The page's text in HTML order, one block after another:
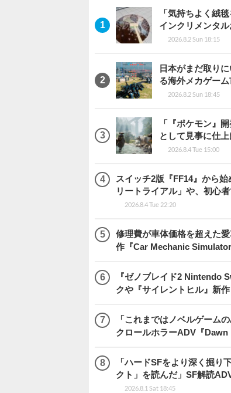
「気持ちよく絨
インクリメンタ
2026.8.2 Sun 18:15
日本がまだ取り
る海外メカゲー
2026.8.2 Sun 18:45
「『ポケモン』
として見事に仕
2026.8.4 Tue 15:00
スイッチ2版『FF14』から
リートライアル」や、初心
2026.8.4 Tue 22:20
修理費が車体価格を超えた
作『Car Mechanic Simulator
『ゼノブレイド2 Nintendo
クや『サイレントヒル』新
「これまではノベルゲーム
クロールホラーADV『Dawn
「ハードSFをより深く掘り
クト」を読んだ」SF解読
2026.8.1 Sat 18:45